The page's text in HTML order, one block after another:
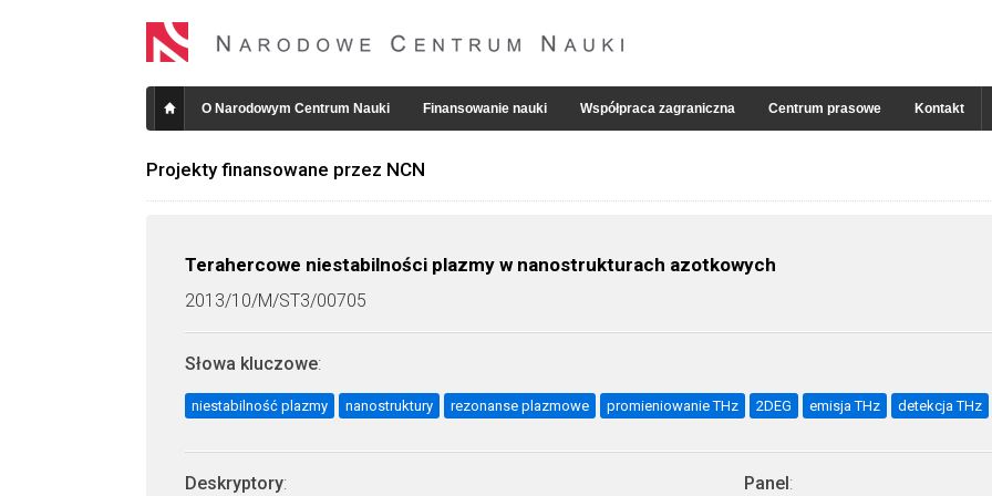
O Narodowym Centrum Nauki Finansowanie nauki Współpraca zagraniczna Centrum prasowe Kontakt
Projekty finansowane przez NCN
Terahercowe niestabilności plazmy w nanostrukturach azotkowych
2013/10/M/ST3/00705
Słowa kluczowe:
niestabilność plazmy nanostruktury rezonanse plazmowe promieniowanie THz 2DEG emisja THz detekcja THz
Deskryptory: Panel: